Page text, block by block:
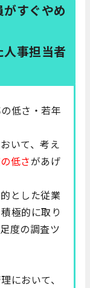
がすぐやめ
事担当者
低さ・若年
いて、考え
低さがあげ
とした従業
極的に取り
度の調査ツ
において、